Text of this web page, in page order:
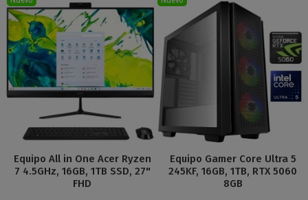
Equipo All in One Acer Ryzen
7 4.5GHz, 16GB, 1TB SSD, 27"
FHD
Equipo Gamer Core Ultra 5
245KF, 16GB, 1TB, RTX 5060
8GB